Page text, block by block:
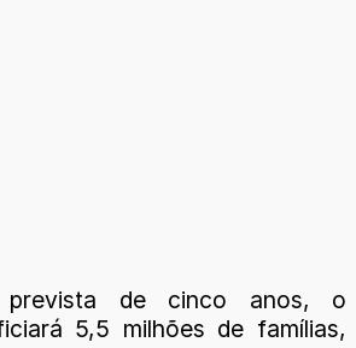
prevista de cinco anos, o
5,5 milhões de famílias,